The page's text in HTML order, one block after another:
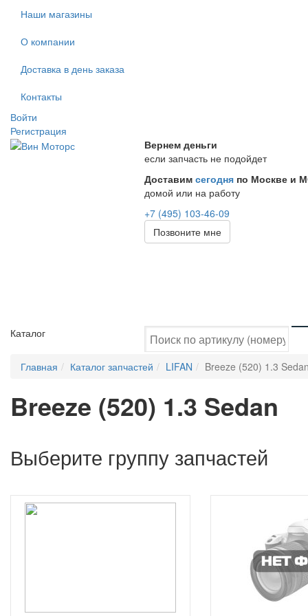
Наши магазины
О компании
Доставка в день заказа
Контакты
Войти
Регистрация
Вернем деньги
если запчасть не подойдет
Доставим сегодня по Москве и
домой или на работу
+7 (495) 103-46-09
Позвоните мне
Каталог
Главная Каталог запчастей LIFAN Breeze (520) 1.3
Breeze (520) 1.3 Sedan
Выберите группу запчастей